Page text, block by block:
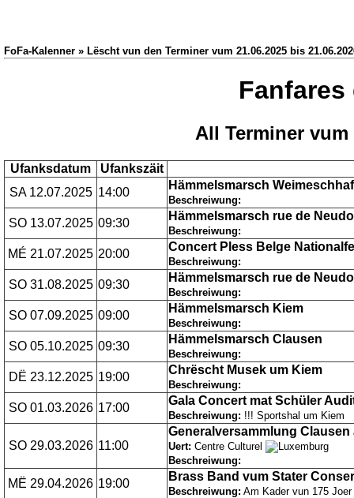
FoFa-Kalenner » Lëscht vun den Terminer vum 21.06.2025 bis
All Terminer vum
Ufanksdatum
Ufankszäit
SA 12.07.2025 14:00
Hämmelsmarsch
Beschreiwung:
SO 13.07.2025 09:30
Hämmelsmarsch rue de
Beschreiwung:
MÉ 21.07.2025 20:00
Concert Pless Belge
Beschreiwung:
SO 31.08.2025 09:30
Hämmelsmarsch rue de
Beschreiwung:
SO 07.09.2025 09:00
Hämmelsmarsch Kiem
Beschreiwung:
SO 05.10.2025 09:30
Hämmelsmarsch Clausen
Beschreiwung:
DË 23.12.2025 19:00
Chrëscht Musek um Kiem
Beschreiwung:
SO 01.03.2026 17:00
Gala Concert mat Schüler
Beschreiwung: !!! Sportshal um Kiem
SO 29.03.2026 11:00
Generalversammlung Clausen
Uert: Centre Culturel
Beschreiwung:
MË 29.04.2026 19:00
Brass Band vum Stater
Beschreiwung: Am Kader vun 175